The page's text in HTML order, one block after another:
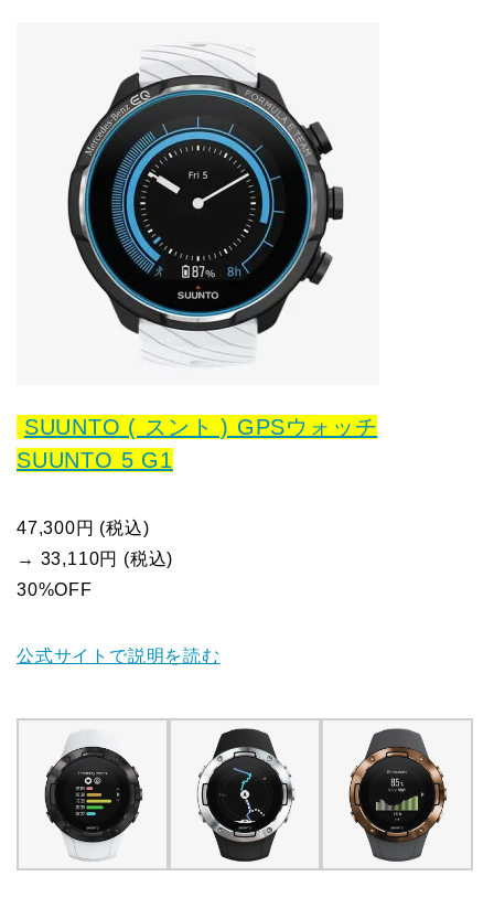
SUUNTO ( スント ) GPSウォッチ
SUUNTO 5 G1
47,300円 (税込)
→ 33,110円 (税込)
30%OFF
公式サイトで説明を読む